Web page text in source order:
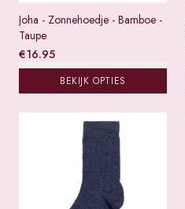
Joha - Zonnehoedje - Bamboe -
Taupe
€16.95
BEKIJK OPTIES